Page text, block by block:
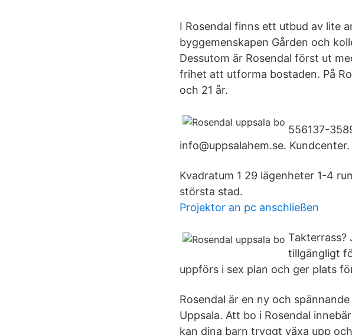
I Rosendal finns ett utbud av lite
byggemenskapen Gården och
Dessutom är Rosendal först ut
frihet att utforma bostaden. På
och 21 år.
556137-
info@uppsalahem.se. Kundcenter.
Kvadratum 1 29 lägenheter 1-4
största stad.
Projektor an pc anschließen
Takterrass?
tillgängligt
uppförs i sex plan och ger plats
Rosendal är en ny och
Uppsala. Att bo i Rosendal
kan dina barn tryggt växa upp